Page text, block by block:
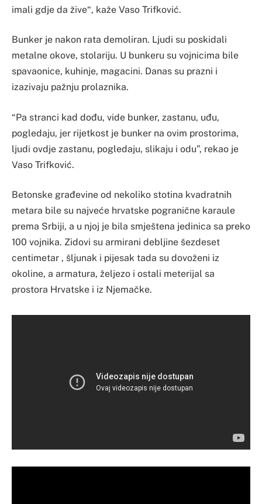
imali gdje da žive“, kaže Vaso Trifković.
Bunker je nakon rata demoliran. Ljudi su poskidali
metalne okove, stolariju. U bunkeru su vojnicima bile
spavaonice, kuhinje, magacini. Danas su prazni i
izazivaju pažnju prolaznika.
“Pa stranci kad dođu, vide bunker, zastanu, uđu,
pogledaju, jer rijetkost je bunker na ovim prostorima,
ljudi ovdje zastanu, pogledaju, slikaju i odu”, rekao je
Vaso Trifković.
Betonske građevine od nekoliko stotina kvadratnih
metara bile su najveće hrvatske pogranične karaule
prema Srbiji, a u njoj je bila smještena jedinica sa preko
100 vojnika. Zidovi su armirani debljine šezdeset
centimetar , šljunak i pijesak tada su dovoženi iz
okoline, a armatura, željezo i ostali meterijal sa
prostora Hrvatske i iz Njemačke.